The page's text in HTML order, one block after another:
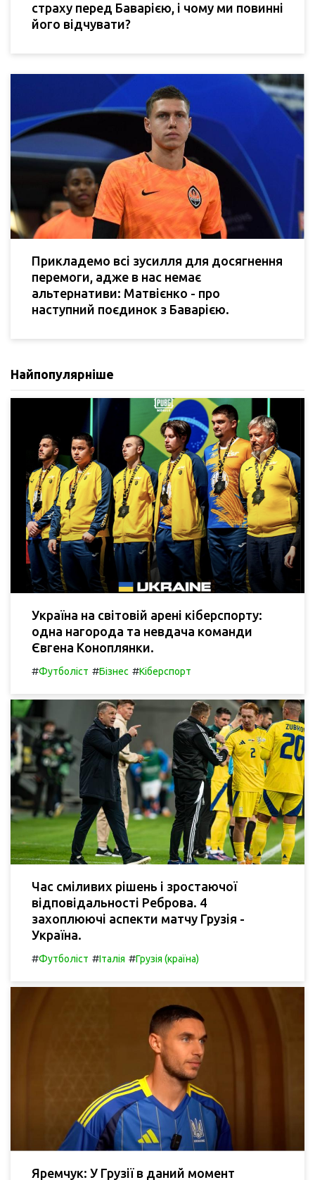
страху перед Баварією, і чому ми повинні
його відчувати?
Прикладемо всі зусилля для досягнення
перемоги, адже в нас немає
альтернативи: Матвієнко - про
наступний поєдинок з Баварією.
Найпопулярніше
Україна на світовій арені кіберспорту:
одна нагорода та невдача команди
Євгена Коноплянки.
#Футболіст #Бізнес #Кіберспорт
Час сміливих рішень і зростаючої
відповідальності Реброва. 4
захоплюючі аспекти матчу Грузія -
Україна.
#Футболіст #Італія #Грузія (країна)
Яремчук: У Грузії в даний момент